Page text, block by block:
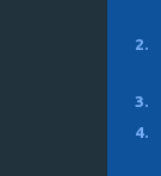
2.
3.
4.